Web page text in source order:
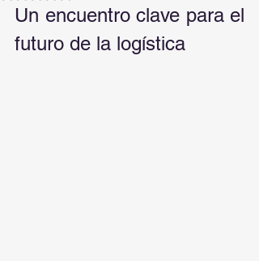
Un encuentro clave para el
futuro de la logística